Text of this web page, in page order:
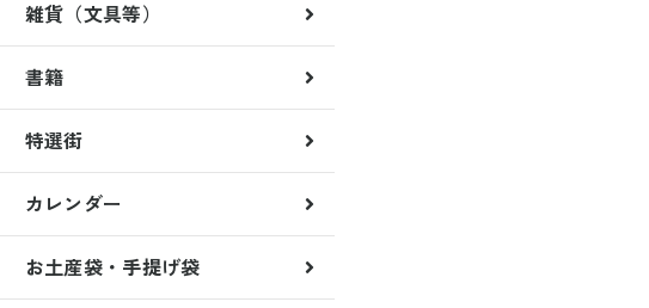
雑貨（文具等）
書籍
特選街
カレンダー
お土産袋・手提げ袋